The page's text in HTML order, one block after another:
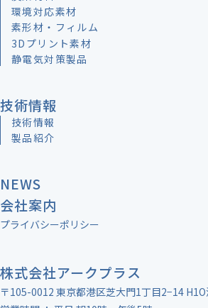
株式会社アークプラス
〒105-0012 東京都港区芝大門1丁目2−14
環境対応素材
素形材・フィルム
3Dプリント素材
静電気対策製品
技術情報
技術情報
製品紹介
NEWS
会社案内
プライバシーポリシー